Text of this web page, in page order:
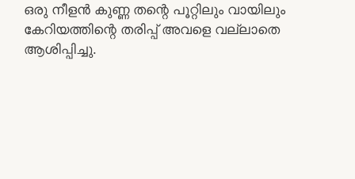
ഒരു നീളൻ കുണ്ണ തന്റെ പൂറ്റിലും വായിലും
കേറിയത്തിന്റെ തരിപ്പ് അവളെ വല്ലാതെ
ആശിപ്പിച്ചു.